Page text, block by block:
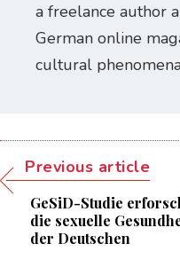
a freelance author
German online
cultural
Previous article
GeSiD-Studie
die sexuelle
der Deutschen